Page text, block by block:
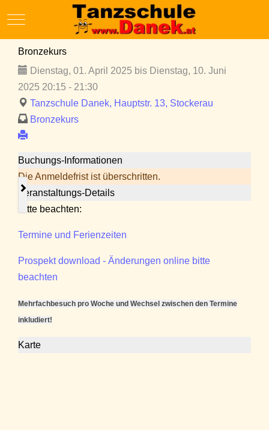
Mobile Menu Toggle
Bronzekurs
Dienstag, 01. April 2025 bis Dienstag, 10. Juni
2025 20:15 - 21:30
Tanzschule Danek, Hauptstr. 13, Stockerau
Bronzekurs
Buchungs-Informationen
Die Anmeldefrist ist überschritten.
Veranstaltungs-Details
Bitte beachten:
Termine und Ferienzeiten
Prospekt download - Änderungen online bitte
beachten
Mehrfachbesuch pro Woche und Wechsel zwischen den Termine
inkludiert!
Karte